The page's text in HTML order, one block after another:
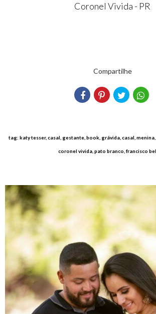
Coronel Vivida - PR
Compartilhe
tag: katy tesser, casal, gestante, book, grávida, casal,
coronel vivida, pato branco, francisco